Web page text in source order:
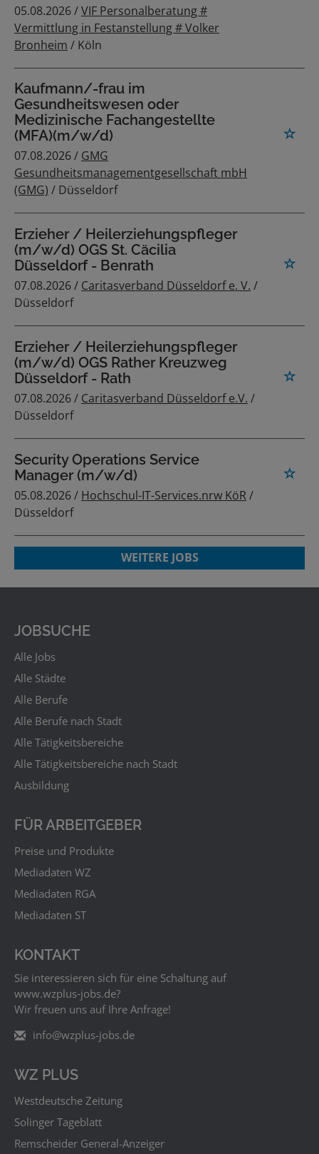
05.08.2026 /VIF Personalberatung #
Vermittlung in Festanstellung # Volker
Bronheim / Köln
Kaufmann/-frau im
Gesundheitswesen oder
Medizinische Fachangestellte
(MFA)(m/w/d)
07.08.2026 / GMG
Gesundheitsmanagementgesellschaft mbH
(GMG) / Düsseldorf
Erzieher / Heilerziehungspfleger
(m/w/d) OGS St. Cäcilia
Düsseldorf - Benrath
07.08.2026 / Caritasverband Düsseldorf e. V. /
Düsseldorf
Erzieher / Heilerziehungspfleger
(m/w/d) OGS Rather Kreuzweg
Düsseldorf - Rath
07.08.2026 / Caritasverband Düsseldorf e.V. /
Düsseldorf
Security Operations Service
Manager (m/w/d)
05.08.2026 / Hochschul-IT-Services.nrw KöR/
Düsseldorf
WEITERE JOBS
JOBSUCHE
Alle Jobs
Alle Städte
Alle Berufe
Alle Berufe nach Stadt
Alle Tätigkeitsbereiche
Alle Tätigkeitsbereiche nach Stadt
Ausbildung
FÜR ARBEITGEBER
Preise und Produkte
Mediadaten WZ
Mediadaten RGA
Mediadaten ST
KONTAKT
Sie interessieren sich für eine Schaltung auf
www.wzplus‑jobs.de?
Wir freuen uns auf Ihre Anfrage!
info@wzplus-jobs.de
WZ PLUS
Westdeutsche Zeitung
Solinger Tageblatt
Remscheider General-Anzeiger